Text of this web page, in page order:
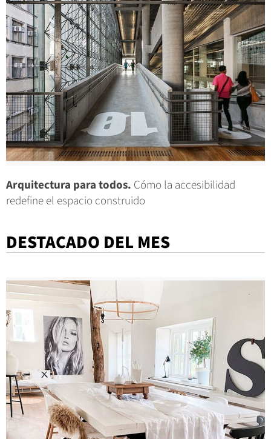
Arquitectura para todos. Cómo la accesibilidad
redefine el espacio construido
DESTACADO DEL MES